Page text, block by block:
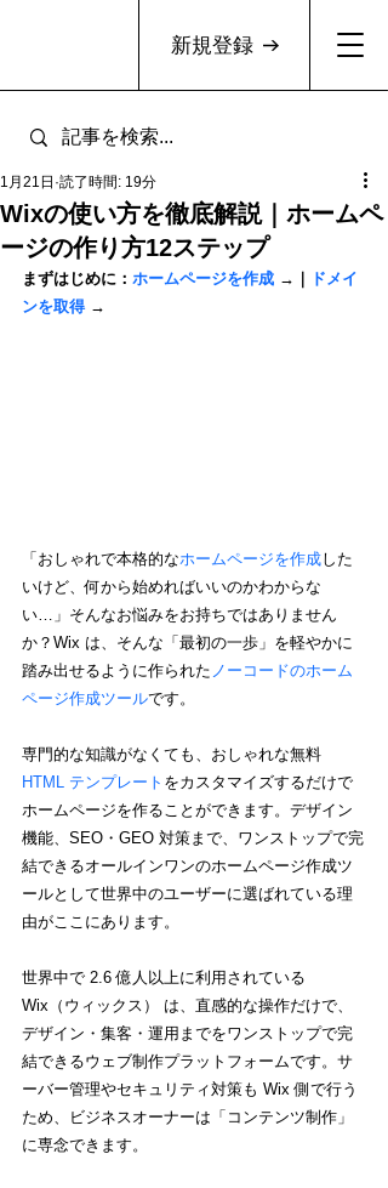
新規登録
Wixの使い方を徹底解説｜ホームペ
ージの作り方12ステップ
1月21日 読了時間: 19分
まずはじめに： ホームページを作成 →
ドメイ
ンを取得 →
「おしゃれで本格的なホームページを作成した
いけど、何から始めればいいのかわからな
い…」そんなお悩みをお持ちではありません
か？Wix は、そんな「最初の一歩」を軽やかに
踏み出せるように作られた ノーコードのホーム
ページ作成ツールです。
専門的な知識がなくても、おしゃれな無料
HTML テンプレート をカスタマイズするだけで
ホームページを作ることができます。デザイン
機能、SEO・GEO 対策まで、ワンストップで完
結できるオールインワンのホームページ作成ツ
ールとして世界中のユーザーに選ばれている理
由がここにあります。
世界中で 2.6 億人以上に利用されている
Wix（ウィックス） は、直感的な操作だけで、
デザイン・集客・運用までをワンストップで完
結できるウェブ制作プラットフォームです。サ
ーバー管理やセキュリティ対策も Wix 側で行う
ため、ビジネスオーナーは「コンテンツ制作」
に専念できます。